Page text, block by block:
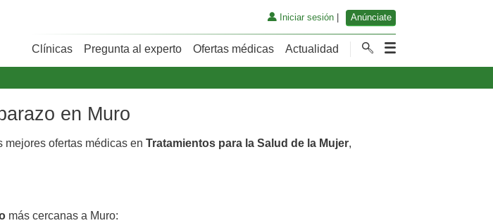
Iniciar sesión| Anúnciate
Clínicas Pregunta al experto Ofertas médicas Actualidad
en Muro
mejores ofertas médicas en Tratamientos para la Salud de la Mujer,
más cercanas a Muro: